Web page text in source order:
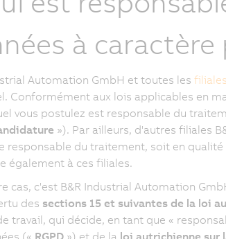
à caractère
Automation GmbH et toutes les filiales
Conformément aux lois applicables en
vous postulez est responsable du
»). Par ailleurs, d'autres filiales
responsable du traitement, soit en
également à ces filiales.
cas, c'est B&R Industrial Automation
des sections 15 et suivantes de la loi
travail, qui décide, en tant que «
(« RGPD») et de la loi autrichienne sur